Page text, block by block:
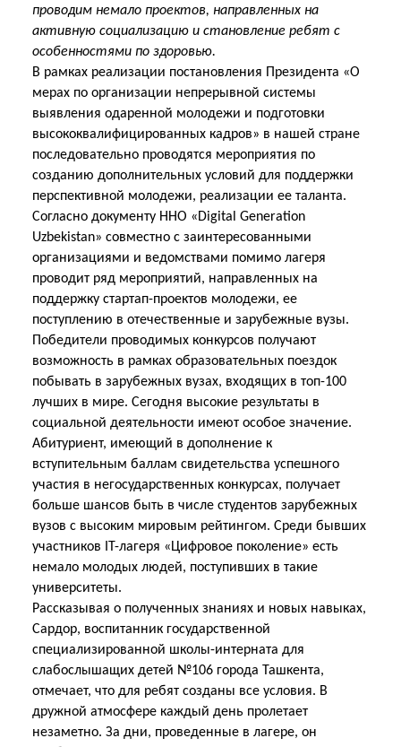
проводим немало проектов, направленных на
активную социализацию и становление ребят с
особенностями по здоровью.
В рамках реализации постановления Президента «О
мерах по организации непрерывной системы
выявления одаренной молодежи и подготовки
высококвалифицированных кадров» в нашей стране
последовательно проводятся мероприятия по
созданию дополнительных условий для поддержки
перспективной молодежи, реализации ее таланта.
Согласно документу ННО «Digital Generation
Uzbekistan» совместно с заинтересованными
организациями и ведомствами помимо лагеря
проводит ряд мероприятий, направленных на
поддержку стартап-проектов молодежи, ее
поступлению в отечественные и зарубежные вузы.
Победители проводимых конкурсов получают
возможность в рамках образовательных поездок
побывать в зарубежных вузах, входящих в топ-100
лучших в мире. Сегодня высокие результаты в
социальной деятельности имеют особое значение.
Абитуриент, имеющий в дополнение к
вступительным баллам свидетельства успешного
участия в негосударственных конкурсах, получает
больше шансов быть в числе студентов зарубежных
вузов с высоким мировым рейтингом. Среди бывших
участников IT-лагеря «Цифровое поколение» есть
немало молодых людей, поступивших в такие
университеты.
Рассказывая о полученных знаниях и новых навыках,
Сардор, воспитанник государственной
специализированной школы-интерната для
слабослышащих детей №106 города Ташкента,
отмечает, что для ребят созданы все условия. В
дружной атмосфере каждый день пролетает
незаметно. За дни, проведенные в лагере, он